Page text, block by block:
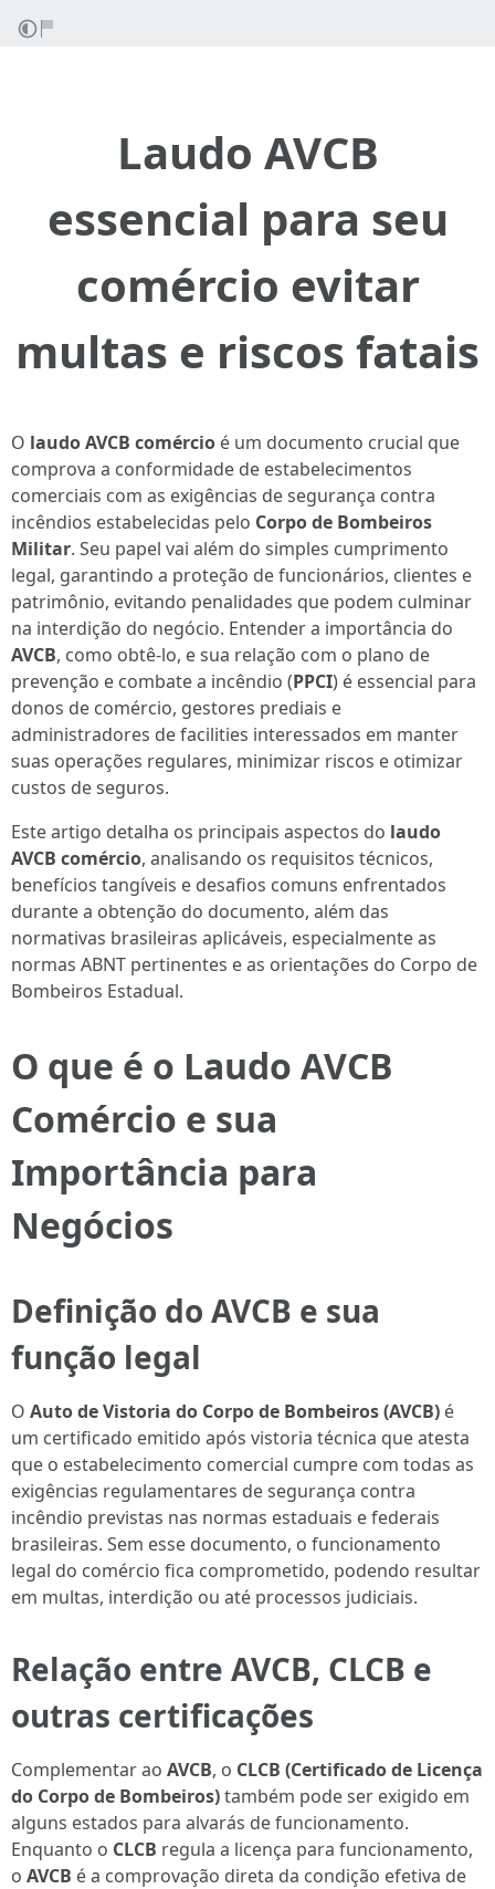
Laudo AVCB
essencial para seu
comércio evitar
multas e riscos fatais
O laudo AVCB comércio é um documento crucial que
comprova a conformidade de estabelecimentos
comerciais com as exigências de segurança contra
incêndios estabelecidas pelo Corpo de Bombeiros
Militar. Seu papel vai além do simples cumprimento
legal, garantindo a proteção de funcionários, clientes e
patrimônio, evitando penalidades que podem culminar
na interdição do negócio. Entender a importância do
AVCB, como obtê-lo, e sua relação com o plano de
prevenção e combate a incêndio (PPCI) é essencial para
donos de comércio, gestores prediais e
administradores de facilities interessados em manter
suas operações regulares, minimizar riscos e otimizar
custos de seguros.
Este artigo detalha os principais aspectos do laudo
AVCB comércio, analisando os requisitos técnicos,
benefícios tangíveis e desafios comuns enfrentados
durante a obtenção do documento, além das
normativas brasileiras aplicáveis, especialmente as
normas ABNT pertinentes e as orientações do Corpo de
Bombeiros Estadual.
O que é o Laudo AVCB
Comércio e sua
Importância para
Negócios
Definição do AVCB e sua
função legal
O Auto de Vistoria do Corpo de Bombeiros (AVCB) é
um certificado emitido após vistoria técnica que atesta
que o estabelecimento comercial cumpre com todas as
exigências regulamentares de segurança contra
incêndio previstas nas normas estaduais e federais
brasileiras. Sem esse documento, o funcionamento
legal do comércio fica comprometido, podendo resultar
em multas, interdição ou até processos judiciais.
Relação entre AVCB, CLCB e
outras certificações
Complementar ao AVCB, o CLCB (Certificado de Licença
do Corpo de Bombeiros)também pode ser exigido em
alguns estados para alvarás de funcionamento.
Enquanto o CLCB regula a licença para funcionamento,
o AVCB é a comprovação direta da condição efetiva de